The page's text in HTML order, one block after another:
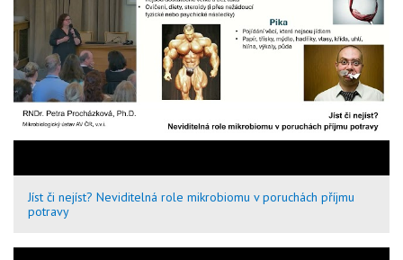
Jíst či nejíst? Neviditelná role mikrobiomu v poruchách příjmu
potravy